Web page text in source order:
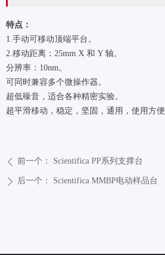
特点：
1.手动可移动顶端平台。
2.移动距离：25mm X 和 Y 轴。
分辨率：10nm。
可同时兼容多个微操作器。
超低噪音，适合各种精密实验。
超平滑移动，稳定，坚固，通用，使用方便
ꄴ 前一个： Scientifica PP系列支撑台
ꄲ 后一个： Scientifica MMBP电动样品台